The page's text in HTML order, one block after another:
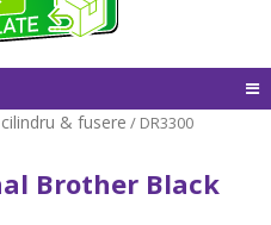
& fusere / DR3300
Brother Black